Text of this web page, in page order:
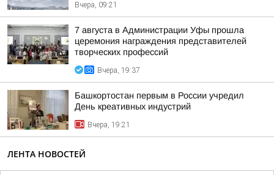
Вчера, 09:21
7 августа в Администрации Уфы прошла
церемония награждения представителей
творческих профессий
Вчера, 19:37
Башкортостан первым в России учредил
День креативных индустрий
Вчера, 19:21
ЛЕНТА НОВОСТЕЙ